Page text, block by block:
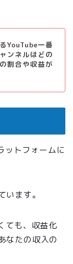
YouTube一番
ンネルはどの
割合や収益が
ットフォームに
ます。
ても、収益化
なたの収入の